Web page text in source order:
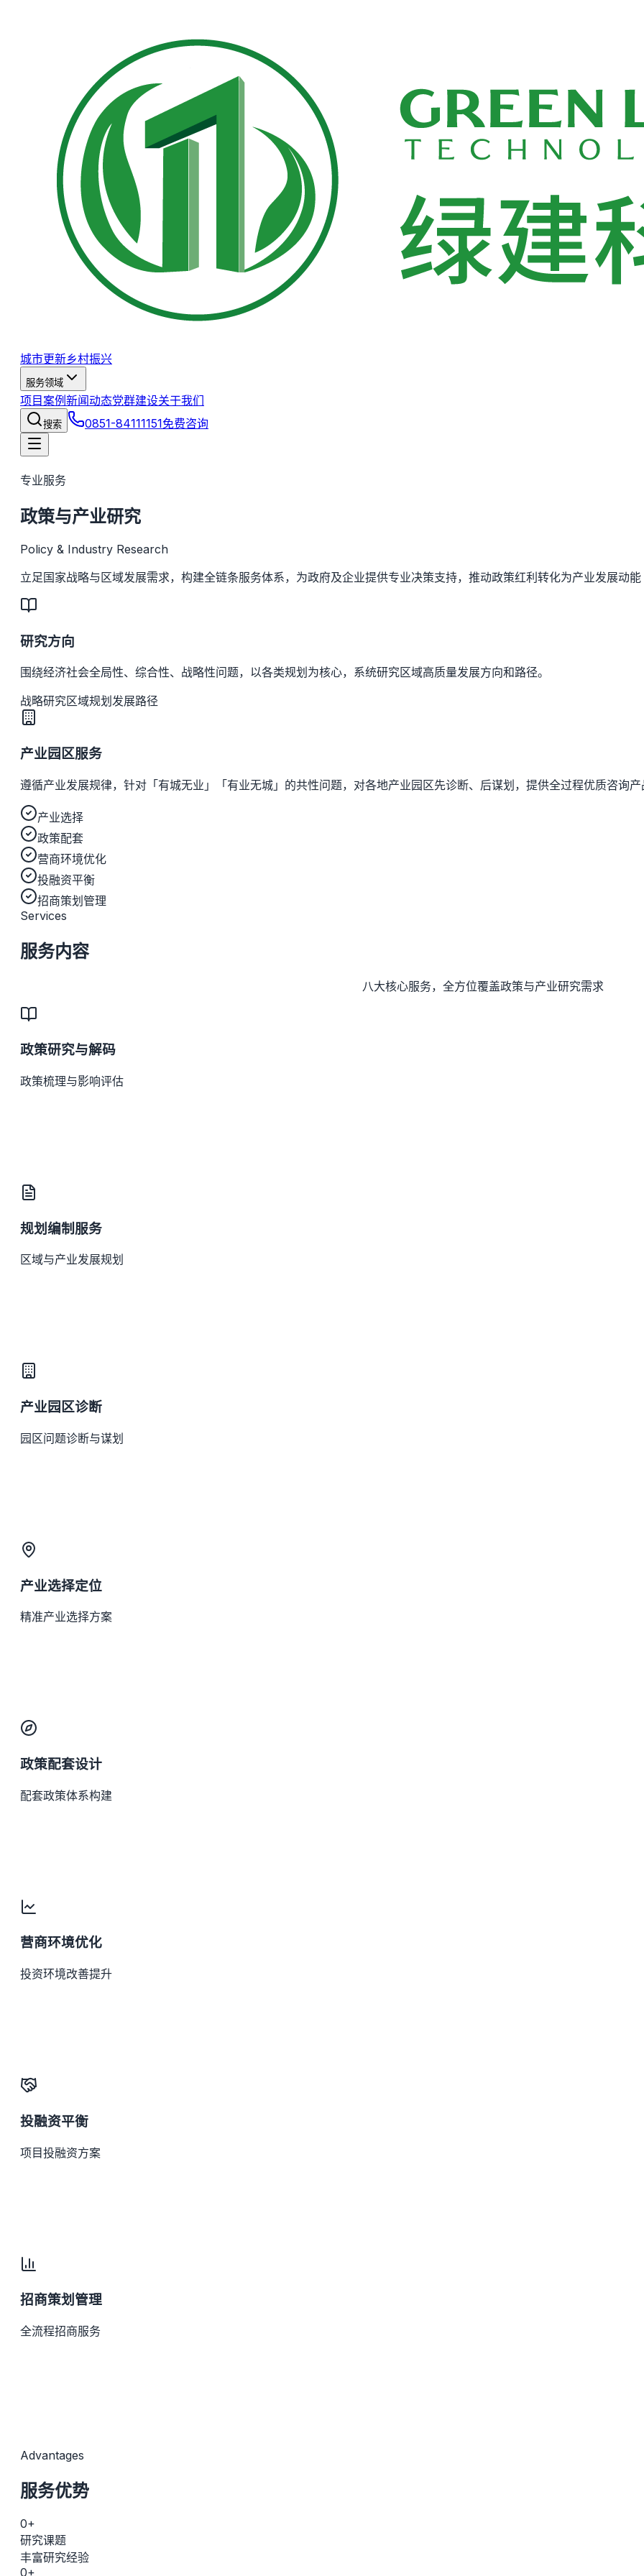
城市更新乡村振兴
服务领域
项目案例 新闻动态党群建设关于我们
搜索 0851-84111151免费咨询
专业服务
政策与产业研究
Policy & Industry Research
立足国家战略与区域发展需求，构建全链条服务体系，为政府及企业提供专业决策支持，推动政策红利转化为产业发展动能
研究方向
围绕经济社会全局性、综合性、战略性问题，以各类规划为核心，系统研究区域高质量发展方向和路径。
战略研究区域规划 发展路径
产业园区服务
遵循产业发展规律，针对「有城无业」「有业无城」的共性问题，对各地产业园区先诊断、后谋划，提供全过程优质咨询产
产业选择
政策配套
营商环境优化
投融资平衡
招商策划管理
Services
服务内容
八大核心服务，全方位覆盖政策与产业研究需求
政策研究与解码
政策梳理与影响评估
规划编制服务
区域与产业发展规划
产业园区诊断
园区问题诊断与谋划
产业选择定位
精准产业选择方案
政策配套设计
配套政策体系构建
营商环境优化
投资环境改善提升
投融资平衡
项目投融资方案
招商策划管理
全流程招商服务
Advantages
服务优势
0+
研究课题
丰富研究经验
0+